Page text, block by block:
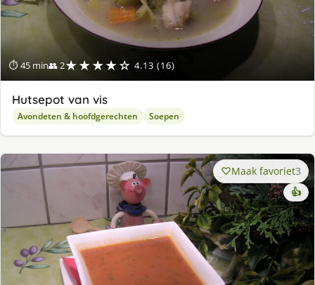
⏱ 45 min👥 2★★★★☆ 4.13 (16)
Hutsepot van vis
Avondeten & hoofdgerechten Soepen
Maak favoriet3
👍